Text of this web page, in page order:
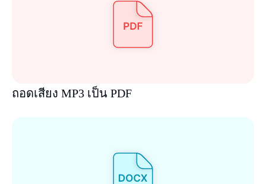
ถอดเสียง MP3 เป็น PDF